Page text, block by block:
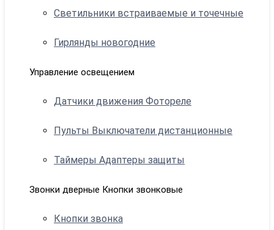
Светильники встраиваемые и точечные
Гирлянды новогодние
Управление освещением
Датчики движения Фотореле
Пульты Выключатели дистанционные
Таймеры Адаптеры защиты
Звонки дверные Кнопки звонковые
Кнопки звонка